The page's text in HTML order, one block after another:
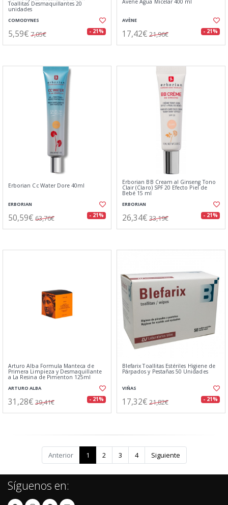
Toallitas Desmaquillantes 20
unidades
COMODYNES
5,59€ 7,05€ - 21%
Avene Agua Micelar 400 ml
AVÈNE
17,42€ 21,96€ - 21%
Erborian Cc Water Dore 40ml
ERBORIAN
50,59€ 63,76€ - 21%
Erborian BB Cream al Ginseng Tono
Clair (Claro) SPF 20 Efecto Piel de
Bebé 15 ml
ERBORIAN
26,34€ 33,19€ - 21%
Arturo Alba Formula Manteca de
Primera Limpieza y Desmaquillante
a La Resina de Pimenton 125ml
ARTURO ALBA
31,28€ 39,41€ - 21%
Blefarix Toallitas Estériles Higiene de
Párpados y Pestañas 50 Unidades
VIÑAS
17,32€ 21,82€ - 21%
Anterior 1 2 3 4 Siguiente
Síguenos en: